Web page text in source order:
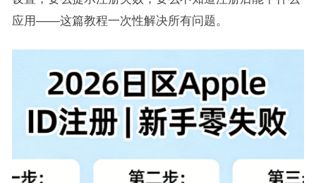
应用——这篇教程一次性解决所有问题。